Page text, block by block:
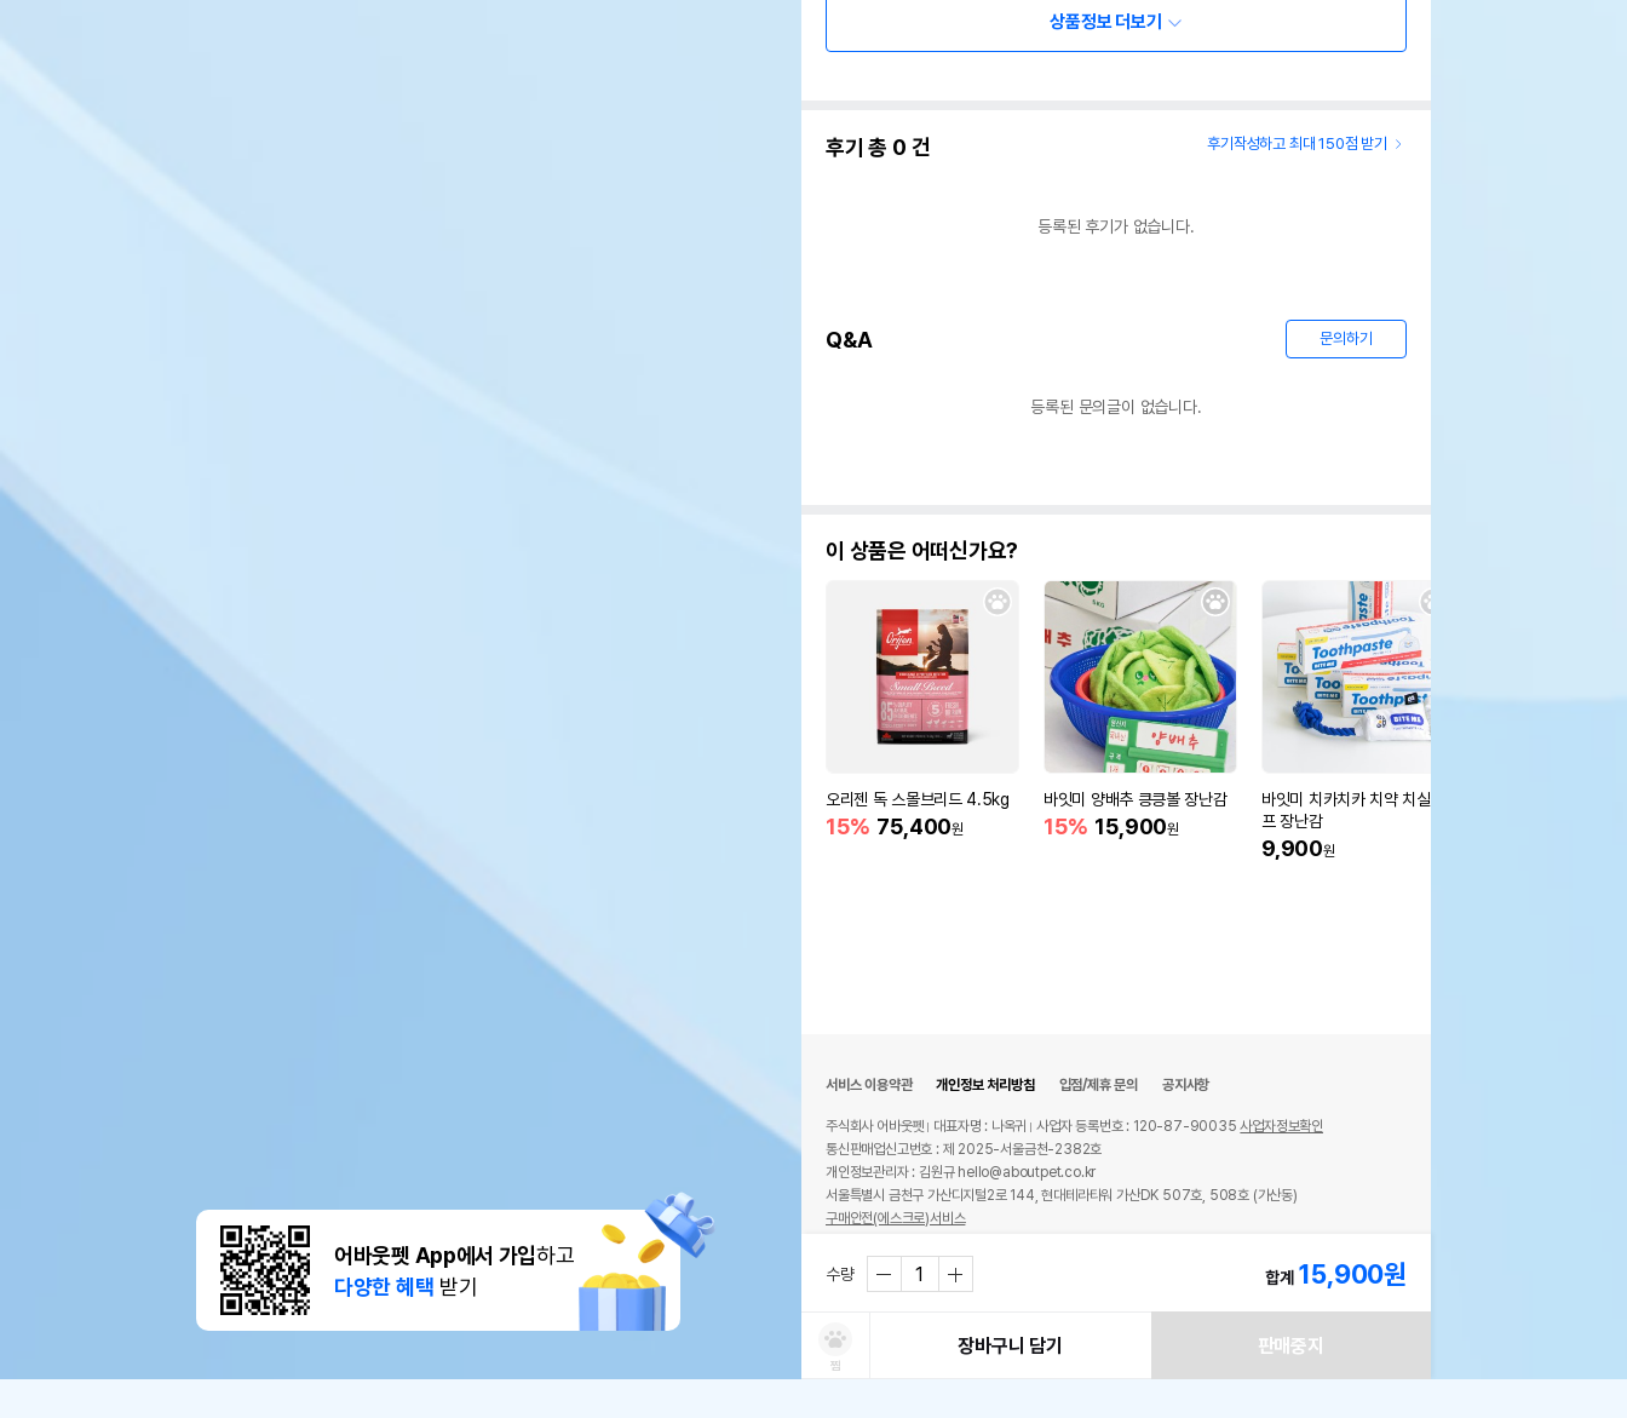
어바웃펫 App에서 가입하고
다양한 혜택 받기
상품정보 더보기
후기 총 0 건 후기작성하고 최대 150점 받기
등록된 후기가 없습니다.
Q&A 문의하기
등록된 문의글이 없습니다.
이 상품은 어떠신가요?
오리젠 독 스몰브리드 4.5kg
15% 75,400원
바잇미 양배추 킁킁볼 장난감
15% 15,900원
바잇미 치카치카 치약 치실로
프 장난감
9,900원
수량 합계 15,900원
찜
장바구니 담기 판매중지
서비스 이용약관 개인정보 처리방침 입점/제휴 문의 공지사항
주식회사 어바웃펫 대표자명 : 나옥귀 사업자 등록번호 : 120-87-90035사업자정보확인
통신판매업신고번호 : 제 2025-서울금천-2382호
개인정보관리자 : 김원규 hello@aboutpet.co.kr
서울특별시 금천구 가산디지털2로 144, 현대테라타워 가산DK 507호, 508호 (가산동)
구매안전(에스크로)서비스